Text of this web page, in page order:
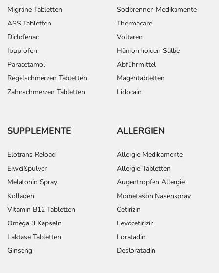
Migräne Tabletten
ASS Tabletten
Diclofenac
Ibuprofen
Paracetamol
Regelschmerzen Tabletten
Zahnschmerzen Tabletten
Sodbrennen Medikamente
Thermacare
Voltaren
Hämorrhoiden Salbe
Abführmittel
Magentabletten
Lidocain
SUPPLEMENTE
Elotrans Reload
Eiweißpulver
Melatonin Spray
Kollagen
Vitamin B12 Tabletten
Omega 3 Kapseln
Laktase Tabletten
Ginseng
ALLERGIEN
Allergie Medikamente
Allergie Tabletten
Augentropfen Allergie
Mometason Nasenspray
Cetirizin
Levocetirizin
Loratadin
Desloratadin